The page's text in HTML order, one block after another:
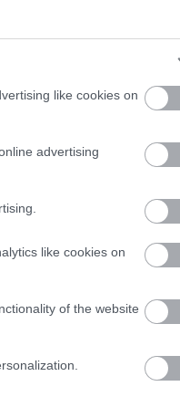
like cookies on
advertising
like cookies on
of the website
την Μάνη
Instagram, και